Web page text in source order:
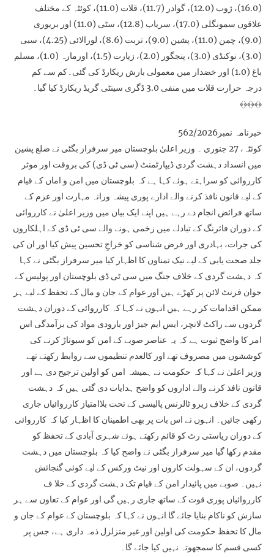
(16.0)، ژوب (12.0)، گوادر (11.7)، قلات (11.0)، کوئٹہ کے مختلف
علاقوں سمونگلی (17.0)، سریاب (12.8)، سٹی (11.0) اور بریوری
(9.0)، چمن (11.0)، پشین (9.0)، تربت (8.6)، لورالائی (4.25)، سبی
(3.0)، نوکنڈی (3.0)، پنجگور (2.0)، زیارت (1.5)، اورمارہ (1.0)، مسلم
باغ (1.0) اور خضدار میں معمولی بارش ریکارڈ کی گئی۔کم سے کم
درجہ حرارت قلات میں منفی 3.0 ڈگری سینٹی گریڈ ریکارڈ کیا گیا۔
﴾﴿﴾﴿﴾﴿
خبرنامہ نمبر562/2026
کوئٹہ، 27 جنوری ۔ وزیر اعلیٰ بلوچستان میر سرفراز بگٹی نے ضلع پشین
میں انسداد دہشت گردی ڈیپارٹمنٹ (سی ٹی ڈی) کی بروقت اور موثر
کارروائی کو سراہتے ہوئے کہا ہے کہ بلوچستان میں امن و امان کے قیام
کے لیے قانون نافذ کرنے والے ادارے پوری پیشہ ورانہ مہارت اور عزم کے
ساتھ فرائض انجام دے رہے ہیں اپنے ایک بیان میں وزیر اعلیٰ نے کارروائی
کے دوران فائرنگ کے تبادلے میں زخمی ہونے والے سی ٹی ڈی کے اہلکاروں
کی جرات، بہادری اور فرض شناسی کو خراجِ تحسین پیش کیا اور ان کی
جلد صحت یابی کے لیے نیک تمناوں کا اظہار کیا میر سرفراز بگٹی نے کہا
کہ دہشت گردی کے خلاف جنگ میں سی ٹی ڈی بلوچستان اور پولیس کے
جوان فرنٹ لائن پر کھڑے ہیں اور عوام کے جان و مال کے تحفظ کے لیے ہر
ممکن اقدامات کر رہے ہیں انہوں نے کہا کہ کارروائی کے دوران دہشت
گردوں سے راکٹ لانچر، ایس ایم جیز اور بارودی مواد کی برآمدگی اس
امر کا واضح ثبوت ہے کہ یہ عناصر صوبے کے امن کو سبوتاڑ کرنے کی
کوششوں میں مصروف تھے اور کالعدم تنظیموں سے روابط رکھتے تھے
وزیر اعلیٰ نے کہا کہ حکومت نے ہمیشہ امن کو اولین ترجیح دی ہے اور
قانون نافذ کرنے والے اداروں کو واضح ہدایات دی گئی ہیں کہ دہشت
گردی کے خلاف زیرو ٹالرنس پالیسی کے تحت بلاامتیاز کارروائیاں جاری
رکھی جائیں۔ انہوں نے اس بات پر بھی اطمینان کا اظہار کیا کہ کارروائی
کے دوران ریاستی رٹ کو قائم رکھتے ہوئے شہری آبادی کے تحفظ کو
مقدم رکھا گیا میر سرفراز بگٹی نے واضح کیا کہ بلوچستان میں دہشت
گردوں، ان کے سہولت کاروں اور نیٹ ورکس کے لیے کوئی گنجائش
نہیں۔ صوبے میں پائیدار امن کے قیام تک دہشت گردی کے خلا ف
کارروائیاں پوری قوت کے ساتھ جاری رہیں گی اور عوام کے تعاون سے ہر
سازش کو ناکام بنایا جائے گا انہوں نے کہا کہ بلوچستان کے عوام کے جان و
مال کا تحفظ حکومت کی اولین اور غیر متزلزل ذمہ داری ہے، جس پر
کسی قسم کا سمجھوتہ نہیں کیا جائے گا۔